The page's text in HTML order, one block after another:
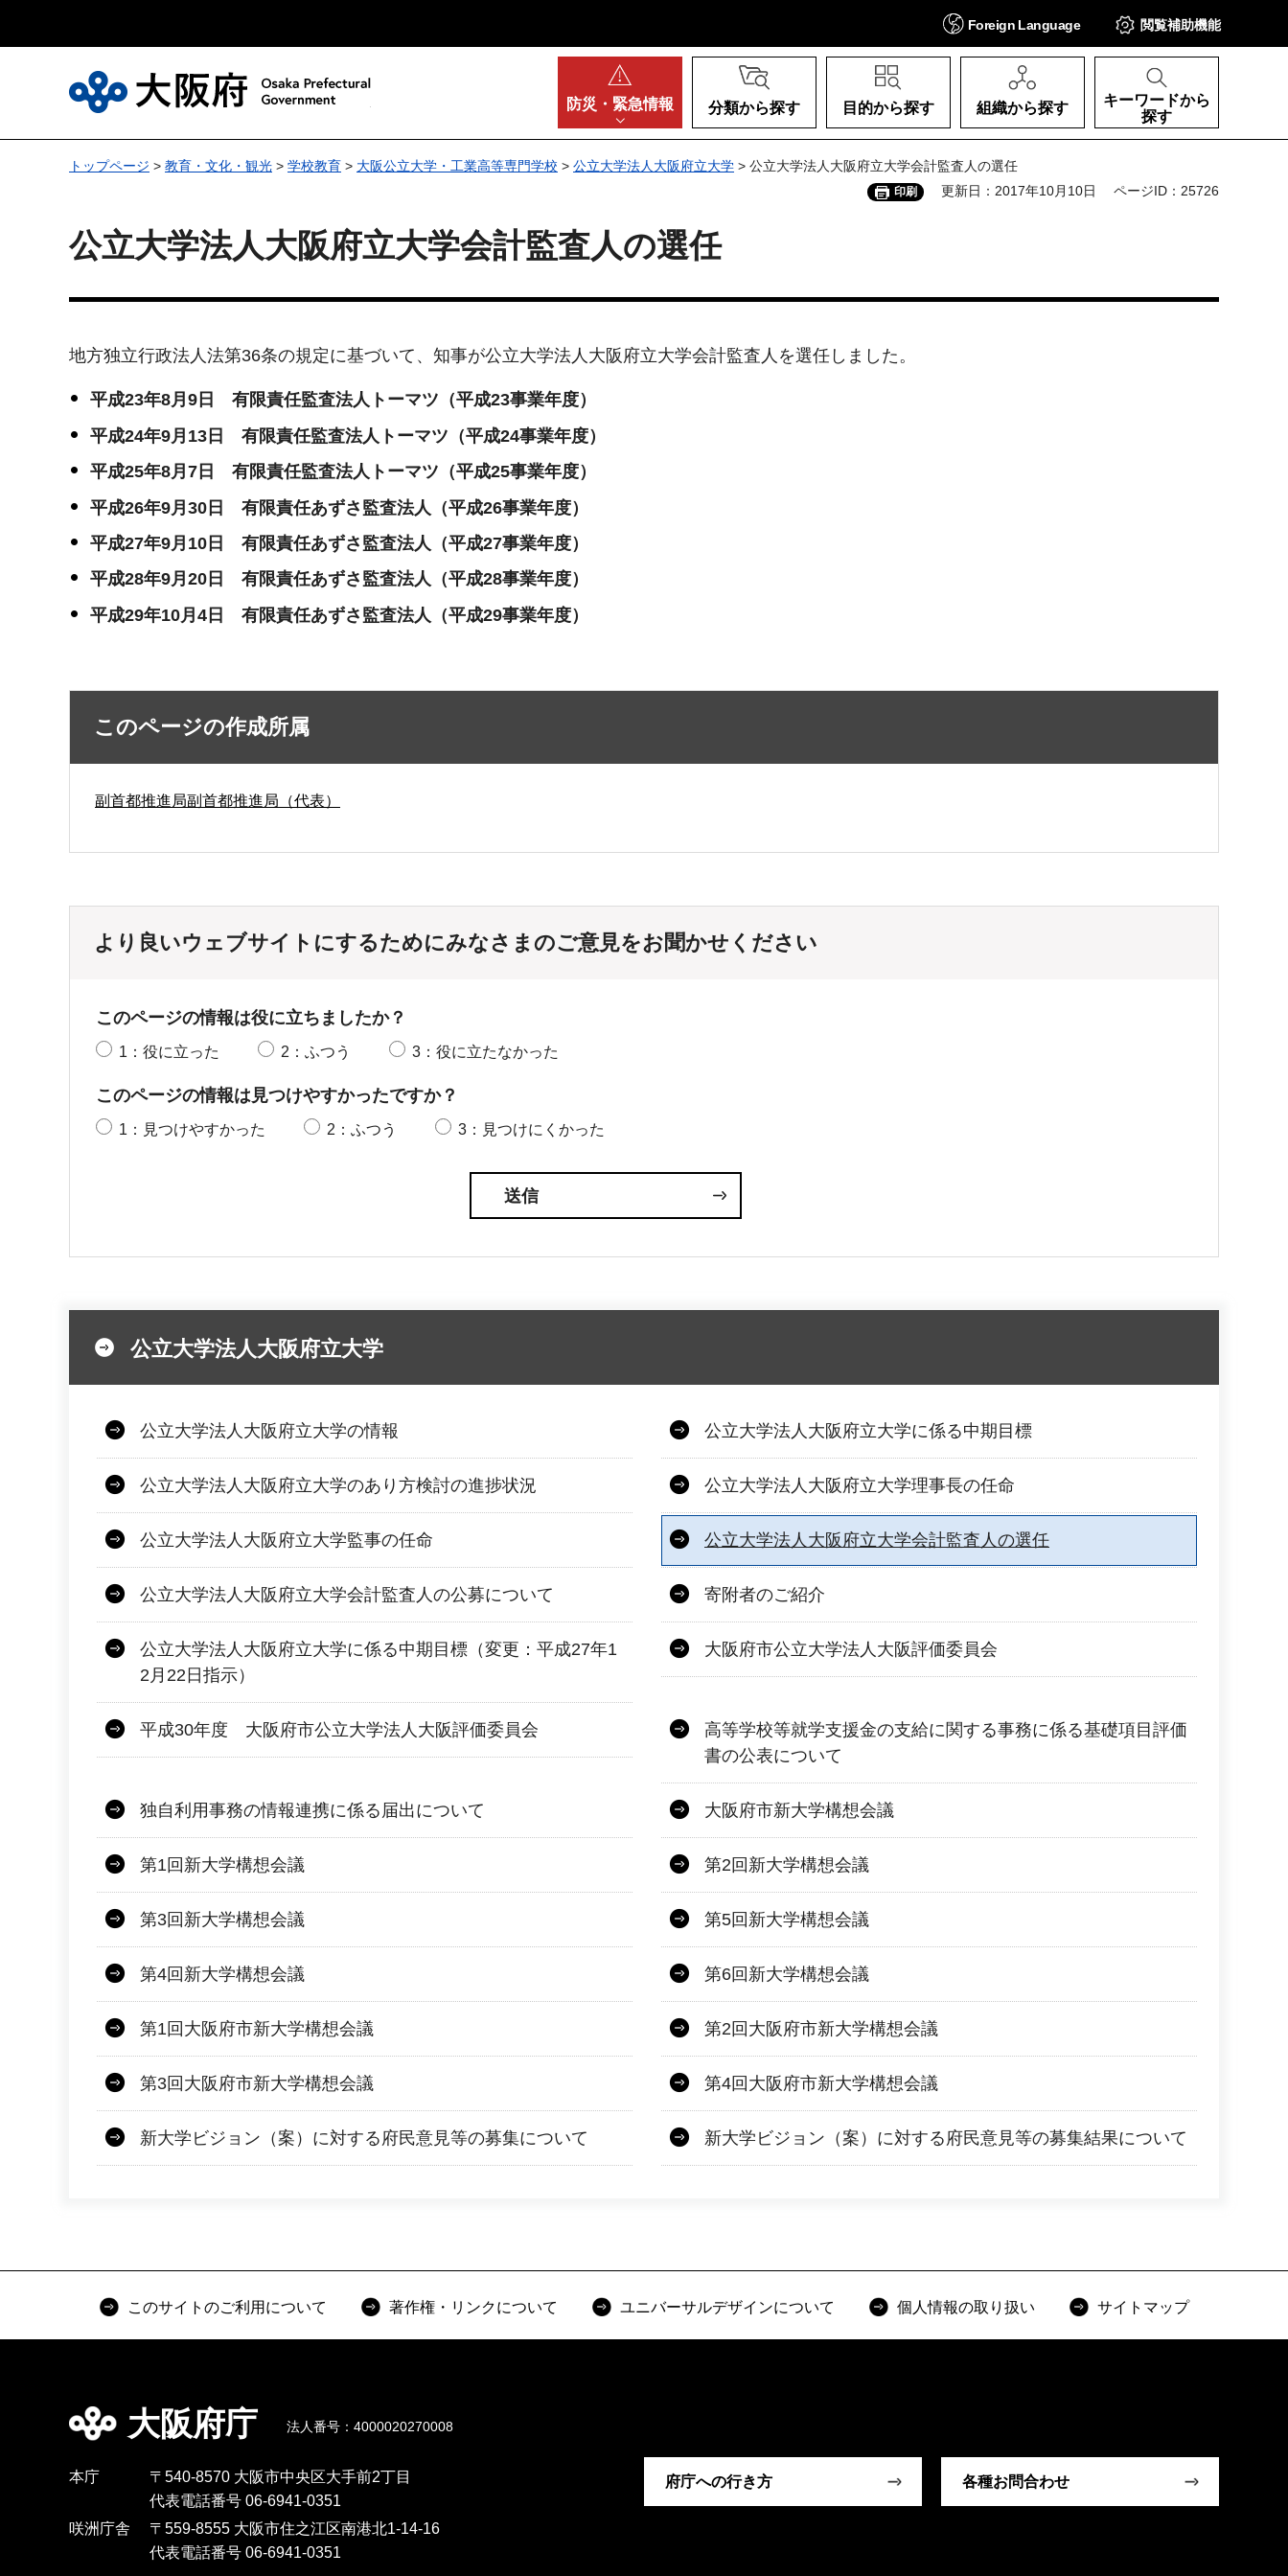
Foreign Language 閲覧補助機能
防災・ 緊急情報 分類から探す 目的から探す 組織から探す
キーワードから
探す
トップページ > 教育・文化・観光 > 学校教育 > 大阪公立大学・工業高等専門学校 > 公立大学法人大阪府立大学 > 公立大学法人大阪府立大学会計監査人の選任
印刷 更新日：2017年10月10日 ページID：25726
公立大学法人大阪府立大学会計監査人の選任
地方独立行政法人法第36条の規定に基づいて、知事が公立大学法人大阪府立大学会計監査人を選任しました。
平成23年8月9日 有限責任監査法人トーマツ（平成23事業年度）
平成24年9月13日 有限責任監査法人トーマツ（平成24事業年度）
平成25年8月7日 有限責任監査法人トーマツ（平成25事業年度）
平成26年9月30日 有限責任あずさ監査法人（平成26事業年度）
平成27年9月10日 有限責任あずさ監査法人（平成27事業年度）
平成28年9月20日 有限責任あずさ監査法人（平成28事業年度）
平成29年10月4日 有限責任あずさ監査法人（平成29事業年度）
このページの作成所属
副首都推進局副首都推進局（代表）
より良いウェブサイトにするためにみなさまのご意見をお聞かせください
このページの情報は役に立ちましたか？
1：役に立った 2：ふつう 3：役に立たなかった
このページの情報は見つけやすかったですか？
1：見つけやすかった 2：ふつう 3：見つけにくかった
公立大学法人大阪府立大学
公立大学法人大阪府立大学の情報 公立大学法人大阪府立大学に係る中期目標
公立大学法人大阪府立大学のあり方検討の進捗状況 公立大学法人大阪府立大学理事長の任命
公立大学法人大阪府立大学監事の任命 公立大学法人大阪府立大学会計監査人の選任
公立大学法人大阪府立大学会計監査人の公募について 寄附者のご紹介
公立大学法人大阪府立大学に係る中期目標（変更：平成27年1
2月22日指示）
大阪府市公立大学法人大阪評価委員会
平成30年度 大阪府市公立大学法人大阪評価委員会
高等学校等就学支援金の支給に関する事務に係る基礎項目評価
書の公表について
独自利用事務の情報連携に係る届出について 大阪府市新大学構想会議
第1回新大学構想会議 第2回新大学構想会議
第3回新大学構想会議 第5回新大学構想会議
第4回新大学構想会議 第6回新大学構想会議
第1回大阪府市新大学構想会議 第2回大阪府市新大学構想会議
第3回大阪府市新大学構想会議 第4回大阪府市新大学構想会議
新大学ビジョン（案）に対する府民意見等の募集について 新大学ビジョン（案）に対する府民意見等の募集結果について
このサイトのご利用について 著作権・リンクについて ユニバーサルデザインについて 個人情報の取り扱い サイトマップ
大阪府庁 法人番号：4000020270008
本庁
〒540-8570 大阪市中央区大手前2丁目
代表電話番号 06-6941-0351
咲洲庁舎
〒559-8555 大阪市住之江区南港北1-14-16
代表電話番号 06-6941-0351
府庁への行き方 各種お問合わせ